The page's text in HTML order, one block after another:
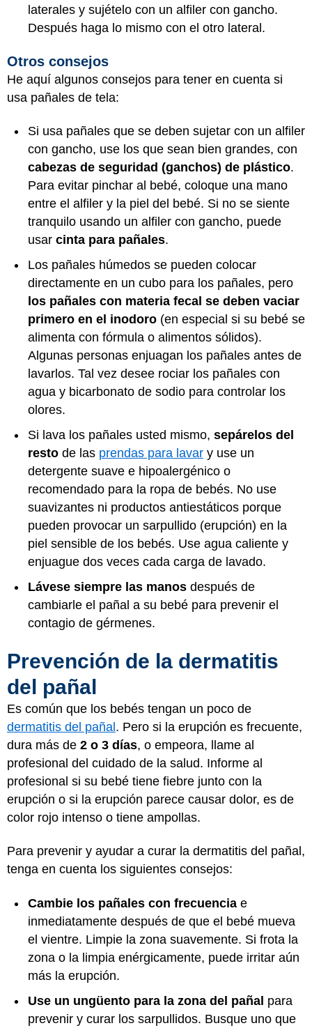
laterales y sujételo con un alfiler con gancho.
Después haga lo mismo con el otro lateral.
Otros consejos
He aquí algunos consejos para tener en cuenta si
usa pañales de tela:
Si usa pañales que se deben sujetar con un alfiler
con gancho, use los que sean bien grandes, con
cabezas de seguridad (ganchos) de plástico.
Para evitar pinchar al bebé, coloque una mano
entre el alfiler y la piel del bebé. Si no se siente
tranquilo usando un alfiler con gancho, puede
usar cinta para pañales.
Los pañales húmedos se pueden colocar
directamente en un cubo para los pañales, pero
los pañales con materia fecal se deben vaciar
primero en el inodoro (en especial si su bebé se
alimenta con fórmula o alimentos sólidos).
Algunas personas enjuagan los pañales antes de
lavarlos. Tal vez desee rociar los pañales con
agua y bicarbonato de sodio para controlar los
olores.
Si lava los pañales usted mismo, sepárelos del
resto de las prendas para lavar y use un
detergente suave e hipoalergénico o
recomendado para la ropa de bebés. No use
suavizantes ni productos antiestáticos porque
pueden provocar un sarpullido (erupción) en la
piel sensible de los bebés. Use agua caliente y
enjuague dos veces cada carga de lavado.
Lávese siempre las manos después de
cambiarle el pañal a su bebé para prevenir el
contagio de gérmenes.
Prevención de la dermatitis
del pañal
Es común que los bebés tengan un poco de
dermatitis del pañal. Pero si la erupción es frecuente,
dura más de 2 o 3 días, o empeora, llame al
profesional del cuidado de la salud. Informe al
profesional si su bebé tiene fiebre junto con la
erupción o si la erupción parece causar dolor, es de
color rojo intenso o tiene ampollas.
Para prevenir y ayudar a curar la dermatitis del pañal,
tenga en cuenta los siguientes consejos:
Cambie los pañales con frecuencia e
inmediatamente después de que el bebé mueva
el vientre. Limpie la zona suavemente. Si frota la
zona o la limpia enérgicamente, puede irritar aún
más la erupción.
Use un ungüento para la zona del pañal para
prevenir y curar los sarpullidos. Busque uno que